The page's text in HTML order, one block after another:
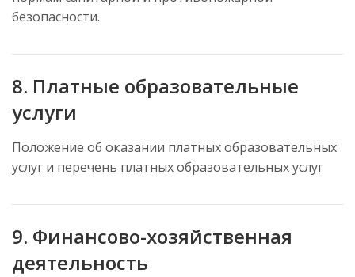
безопасности.
8. Платные образовательные
услуги
Положение об оказании платных образовательных
услуг и перечень платных образовательных услуг
9. Финансово-хозяйственная
деятельность